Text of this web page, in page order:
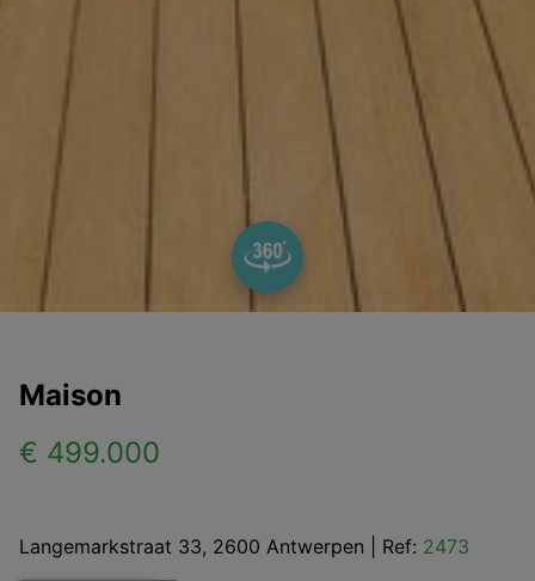
Maison
€ 499.000
Langemarkstraat 33, 2600 Antwerpen Ref: 2473